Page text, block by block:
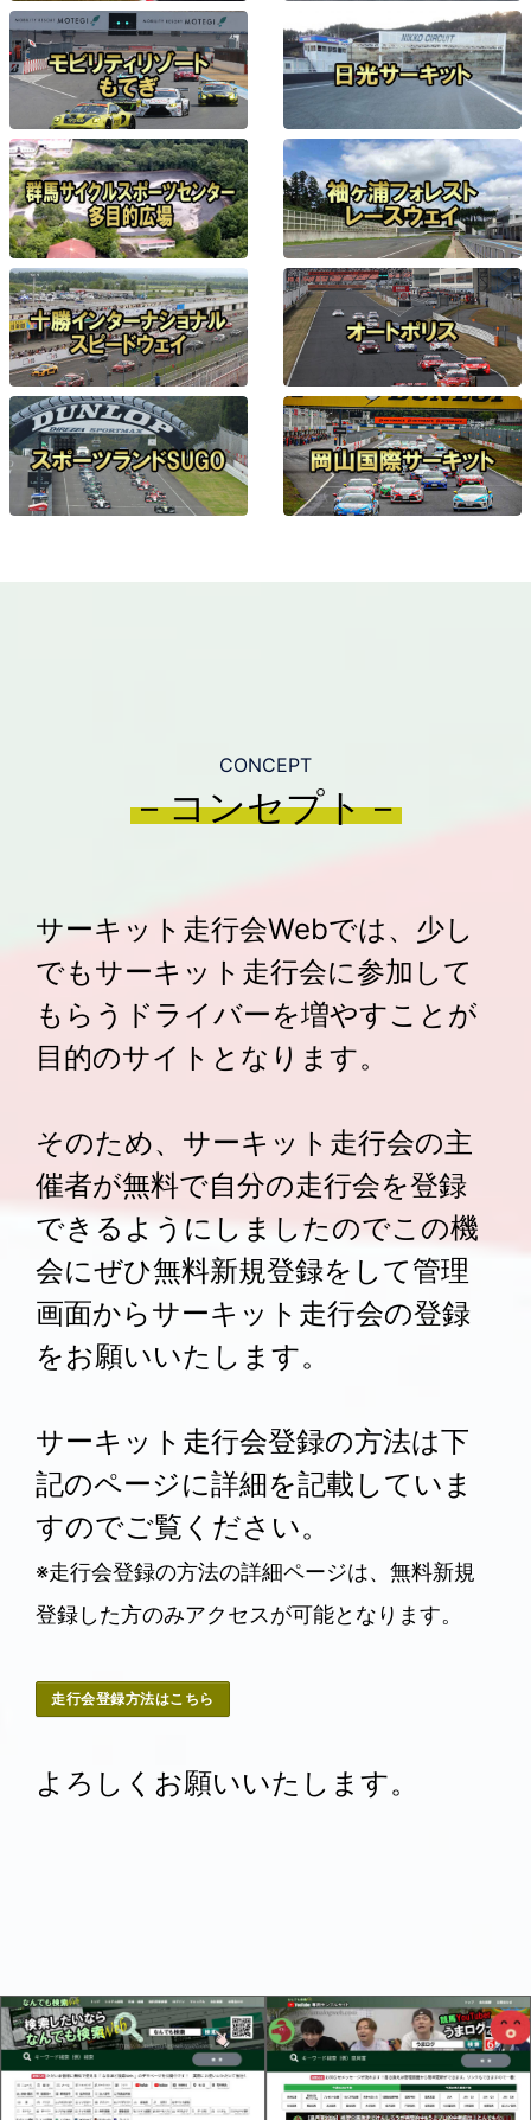
CONCEPT
－コンセプト－
サーキット走行会Webでは、少し
でもサーキット走行会に参加して
もらうドライバーを増やすことが
目的のサイトとなります。
そのため、サーキット走行会の主
催者が無料で自分の走行会を登録
できるようにしましたのでこの機
会にぜひ無料新規登録をして管理
画面からサーキット走行会の登録
をお願いいたします。
サーキット走行会登録の方法は下
記のページに詳細を記載していま
すのでご覧ください。
※走行会登録の方法の詳細ページは、無料新規
登録した方のみアクセスが可能となります。
走行会登録方法はこちら
よろしくお願いいたします。